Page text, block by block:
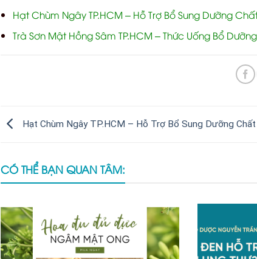
Hạt Chùm Ngây TP.HCM – Hỗ Trợ Bổ Sung Dưỡng
Trà Sơn Mật Hồng Sâm TP.HCM – Thức Uống Bổ
Hạt Chùm Ngây TP.HCM – Hỗ Trợ Bổ Sung Dưỡng Chất
CÓ THỂ BẠN QUAN TÂM: